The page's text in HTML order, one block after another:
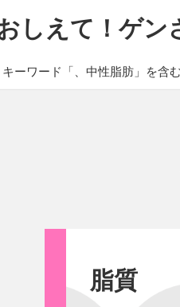
しえて！ゲン
キーワード「、中性脂肪」を含
脂質